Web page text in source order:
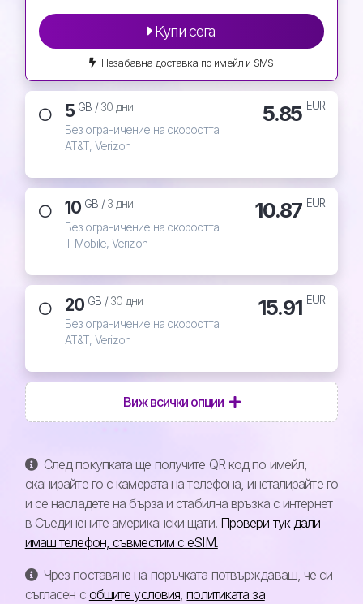
Купи сега
Незабавна доставка по имейл и SMS
5 GB /30 дни
Без ограничение на скоростта
AT&T, Verizon
5.85 EUR
10 GB /3 дни
Без ограничение на скоростта
T-Mobile, Verizon
10.87 EUR
20 GB /30 дни
Без ограничение на скоростта
AT&T, Verizon
15.91 EUR
Виж всички опции
След покупката ще получите QR код по имейл,
сканирайте го с камерата на телефона, инсталирайте го
и се насладете на бърза и стабилна връзка с интернет
в Съединените американски щати. Провери тук дали
имаш телефон, съвместим с eSIM.
Чрез поставяне на поръчката потвърждаваш, че си
съгласен с общите условия,политиката за